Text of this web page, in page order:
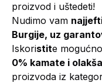
proizvod i uštedeti!
Nudimo vam
Burgije, uz
Iskoristite
0% kamate i
proizvoda iz